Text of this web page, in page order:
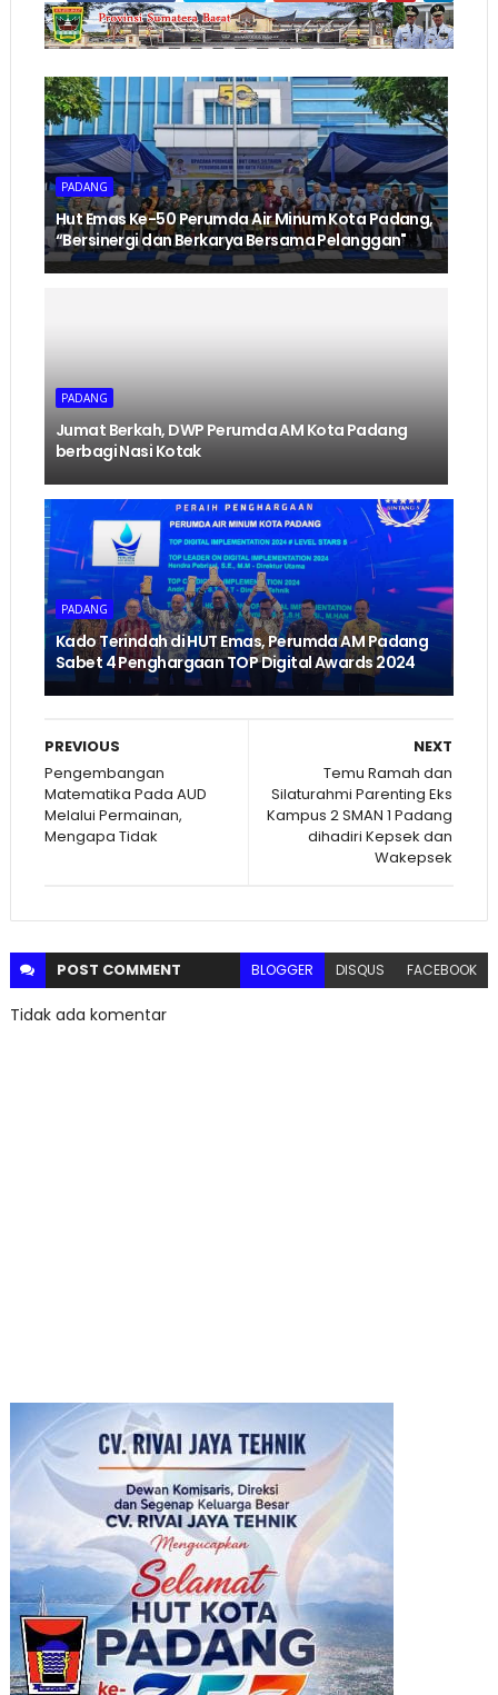
PADANG
Hut Emas Ke-50 Perumda Air Minum Kota Padang,
“Bersinergi dan Berkarya Bersama Pelanggan"
PADANG
Jumat Berkah, DWP Perumda AM Kota Padang
berbagi Nasi Kotak
PADANG
Kado Terindah di HUT Emas, Perumda AM Padang
Sabet 4 Penghargaan TOP Digital Awards 2024
NEXT
Temu Ramah dan
Silaturahmi Parenting Eks
Kampus 2 SMAN 1 Padang
dihadiri Kepsek dan
Wakepsek
PREVIOUS
Pengembangan
Matematika Pada AUD
Melalui Permainan,
Mengapa Tidak
POST COMMENT BLOGGER DISQUS FACEBOOK
Tidak ada komentar